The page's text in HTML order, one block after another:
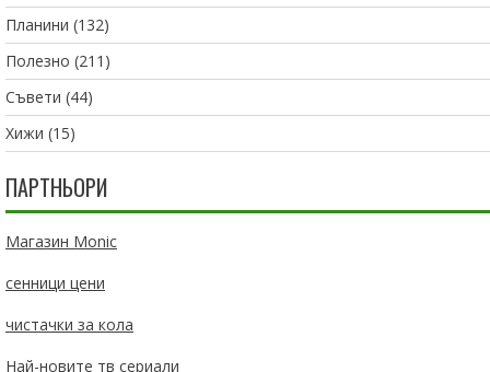
Планини (132)
Полезно (211)
Съвети (44)
Хижи (15)
ПАРТНЬОРИ
Магазин Monic
сенници цени
чистачки за кола
Най-новите тв сериали